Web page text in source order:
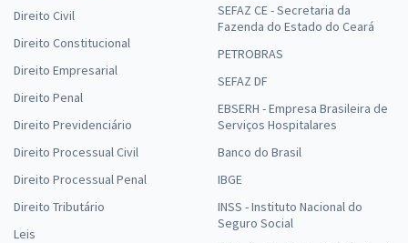
Direito Civil
Direito Constitucional
Direito Empresarial
Direito Penal
Direito Previdenciário
Direito Processual Civil
Direito Processual Penal
Direito Tributário
Leis
SEFAZ CE - Secretaria da
Fazenda do Estado do Ceará
PETROBRAS
SEFAZ DF
EBSERH - Empresa Brasileira de
Serviços Hospitalares
Banco do Brasil
IBGE
INSS - Instituto Nacional do
Seguro Social